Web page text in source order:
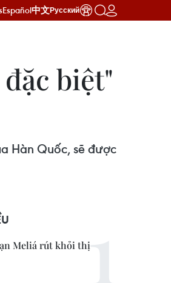
Español中文Русский
biệt"
Hàn Quốc, sẽ được
Meliá rút khỏi thị